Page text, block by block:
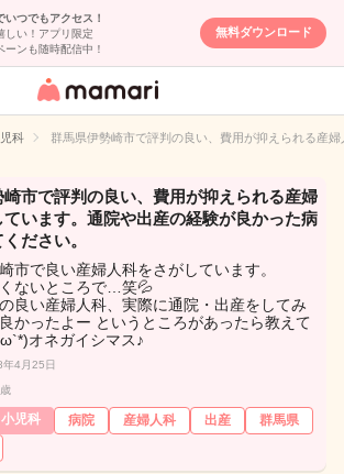
いつでもアクセス！
しい！アプリ限定
ーンも随時配信中！
無料ダウンロード
女性専用匿名QA
イト
科 群馬県伊勢崎市で評判の良い、費用が抑えられる産
市で評判の良い、費用が抑えられる産婦
ています。通院や出産の経験が良かった病
ださい。
市で良い産婦人科をさがしています。
ないところで…笑💦
良い産婦人科、実際に通院・出産をしてみ
かったよー というところがあったら教えて
オネガイシマス♪
4月25日
児科 病院 産婦人科 出産
群馬県